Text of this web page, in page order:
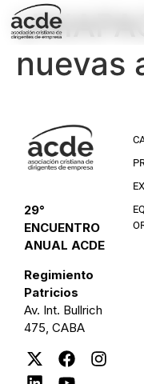
nuevas
29°
ENCUENTRO
ANUAL ACDE
Regimiento
Patricios
Av. Int. Bullrich
475, CABA